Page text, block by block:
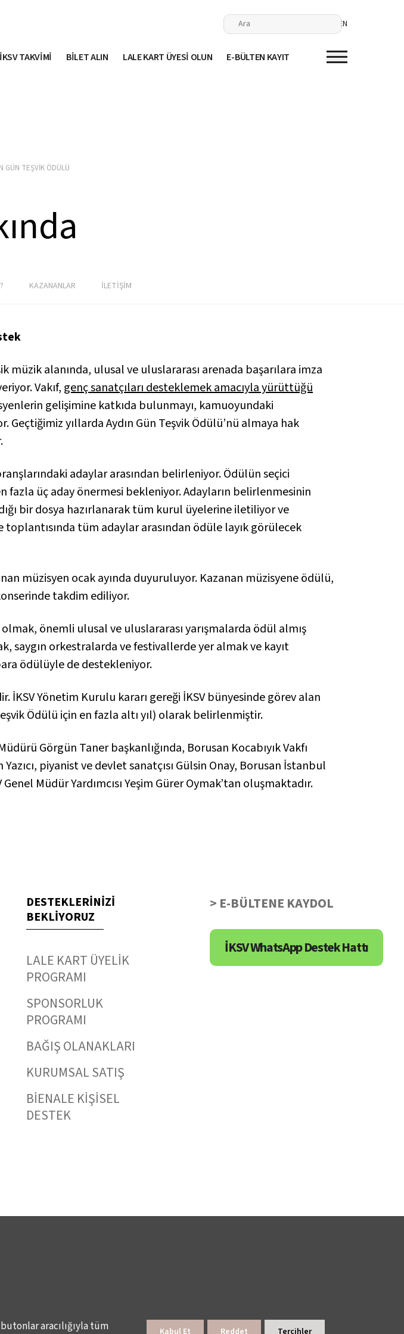
EN
İKSV TAKVİMİ BİLET ALIN LALE KART ÜYESİ OLUN E-BÜLTEN KAYIT
GÜN TEŞVİK ÖDÜLÜ
KAZANANLAR İLETİŞİM
müzik alanında, ulusal ve uluslararası arenada başarılara imza
Vakıf, genç sanatçıları desteklemek amacıyla yürüttüğü
gelişimine katkıda bulunmayı, kamuoyundaki
Geçtiğimiz yıllarda Aydın Gün Teşvik Ödülü’nü almaya hak
adaylar arasından belirleniyor. Ödülün seçici
üç aday önermesi bekleniyor. Adayların belirlenmesinin
bir dosya hazırlanarak tüm kurul üyelerine iletiliyor ve
tüm adaylar arasından ödüle layık görülecek
müzisyen ocak ayında duyuruluyor. Kazanan müzisyene ödülü,
takdim ediliyor.
önemli ulusal ve uluslararası yarışmalarda ödül almış
saygın orkestralarda ve festivallerde yer almak ve kayıt
ödülüyle de destekleniyor.
İKSV Yönetim Kurulu kararı gereği İKSV bünyesinde görev alan
Ödülü için en fazla altı yıl) olarak belirlenmiştir.
Görgün Taner başkanlığında, Borusan Kocabıyık Vakfı
piyanist ve devlet sanatçısı Gülsin Onay, Borusan İstanbul
Müdür Yardımcısı Yeşim Gürer Oymak’tan oluşmaktadır.
DESTEKLERİNİZİ
BEKLİYORUZ
LALE KART ÜYELİK
PROGRAMI
SPONSORLUK
PROGRAMI
BAĞIŞ OLANAKLARI
KURUMSAL SATIŞ
BİENALE KİŞİSEL
DESTEK
> E-BÜLTENE KAYDOL
İKSV WhatsApp Destek Hattı
aracılığıyla tüm